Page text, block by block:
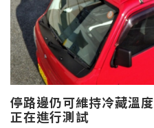
停路邊仍可維持冷藏溫度 日本太陽能冷藏物流車
正在進行測試